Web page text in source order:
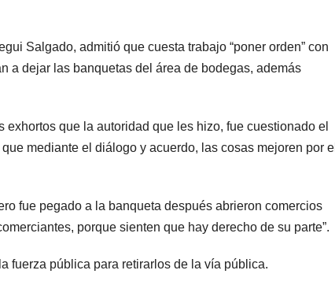
Salgado, admitió que cuesta trabajo “poner orden” con
a dejar las banquetas del área de bodegas, además
que la autoridad que les hizo, fue cuestionado el
mediante el diálogo y acuerdo, las cosas mejoren por el
fue pegado a la banqueta después abrieron comercios
porque sienten que hay derecho de su parte”.
fuerza pública para retirarlos de la vía pública.